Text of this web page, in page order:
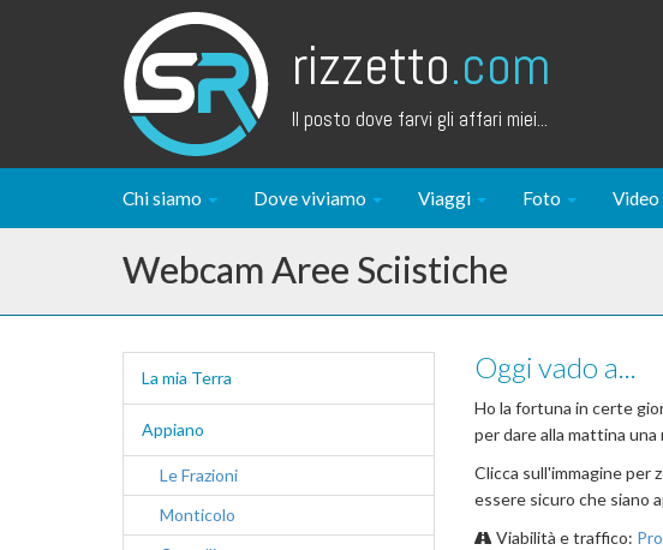
rizzetto.com
Il posto dove farvi gli affari miei...
Chi siamo Dove viviamo Viaggi Foto Video
Webcam Aree Sciistiche
La mia Terra
Appiano
Le Frazioni
Monticolo
Oggi vado a...
Ho la fortuna in certe
per dare alla mattina
Clicca sull'immagine per
essere sicuro che siano
Viabilità e traffico: